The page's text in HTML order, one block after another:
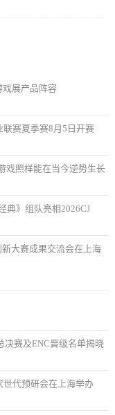
戏展产品阵容
赛夏季赛8月5日开赛
戏照样能在当今逆势生长
典》组队亮相2026CJ
大赛成果交流会在上海
决赛及ENC晋级名单揭晓
代预研会在上海举办